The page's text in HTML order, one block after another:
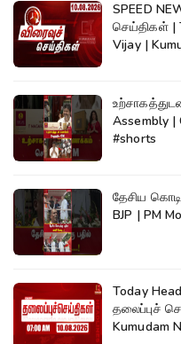
SPEED
செய்திகள் |
Vijay |
Assembly |
#shorts
தேசிய
BJP | PM
Today
தலைப்புச்
Kumudam